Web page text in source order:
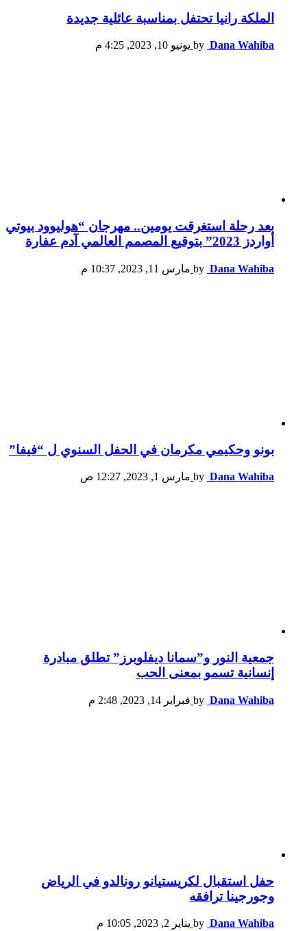
الملكة رانيا تحتفل بمناسبة عائلية جديدة
by Dana Wahiba يونيو 10, 2023, 4:25 م
بعد رحلة استغرقت يومين.. مهرجان “هوليوود بيوتي
أواردز 2023” بتوقيع المصمم العالمي آدم عفارة
by Dana Wahiba مارس 11, 2023, 10:37 م
بونو وحكيمي مكرمان في الحفل السنوي ل “فيفا”
by Dana Wahiba مارس 1, 2023, 12:27 ص
جمعية النور و”سمانا ديفلوبرز” تطلق مبادرة
إنسانية تسمو بمعنى الحب
by Dana Wahiba فبراير 14, 2023, 2:48 م
حفل استقبال لكريستيانو رونالدو في الرياض
وجورجينا ترافقه
by Dana Wahiba يناير 2, 2023, 10:05 م